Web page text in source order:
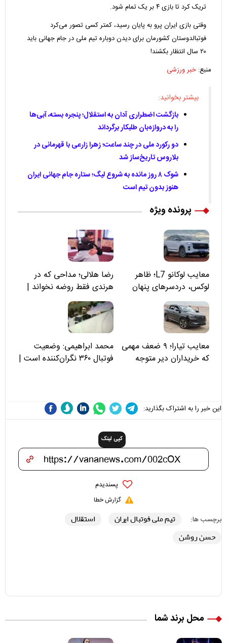
تریک کرد تا بازی ۴ بر یک تمام شود.
وقتی بازی ایران پرو به پایان رسید، کمتر کسی تصور می‌کرد
فوتبالدوستان کشورمان برای دیدن دوباره تیم ملی در جام جهانی باید
۲۰ سال انتظار بکشند!
منبع: خبر ورزشی
بیشتر بخوانید:
بازگشت اضطراری آدان به استقلال؛ پنجره بسته، آبی‌ها
را به دروازه‌بان طلبکار برگرداند
دو رکورد ملی در چند ساعت؛ زهرا زارعی با قهرمانی در
بلاروس تاریخ‌ساز شد
شوک ۸ روز مانده به شروع لیگ؛ ستاره جام جهانی ایران
هنوز بدون تیم است
پرونده ویژه
معایب لوکانو L7؛ ظاهر
لوکس، دردسرهای پنهان
رضا هلالی؛ مداحی که در
هرندی فقط روضه نخواند |
مسئولان «تکیه‌گاه آقا مرتضی
علی(ع)» را جدی‌تر ببینند
معایب تیارا؛ ۹ ضعف مهمی
که خریداران دیر متوجه
محمد ابراهیمی: وضعیت
فوتبال ۳۶۰ نگران‌کننده است |
این خبر را به اشتراک بگذارید:
کپی لینک
پسندیدم
گزارش خطا
برچسب ها: تیم ملی فوتبال ایران
استقلال
حسن روشن
محل برند شما